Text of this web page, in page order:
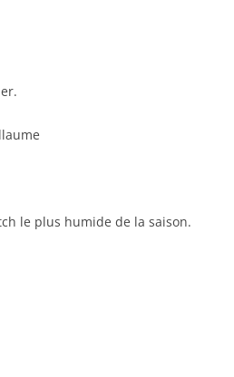
le plus humide de la saison.